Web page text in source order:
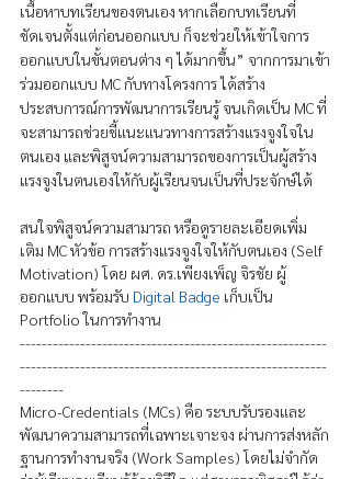
เนื้อหาบทเรียนของตนเอง หากเลือกบทเรียนที่
ชัดเจนตั้งแต่ก่อนออกแบบ ก็จะช่วยให้เข้าใจการ
ออกแบบในขั้นตอนต่าง ๆ ได้มากขึ้น” จากการมาเข้า
ร่วมออกแบบ MC กับทางโครงการ ได้สร้าง
ประสบการณ์การพัฒนาการเรียนรู้ จนเกิดเป็น MC ที่
จะสามารถช่วยชี้แนะแนวทางการสร้างแรงจูงใจใน
ตนเอง และพิสูจน์ความสามารถของการเป็นผู้สร้าง
แรงจูงในตนเองให้กับผู้เรียนจนเป็นที่ประจักษ์ได้
สนใจพิสูจน์ความสามารถ หรือดูรายละเอียดเพิ่ม
เติม MC หัวข้อ การสร้างแรงจูงใจให้กับตนเอง (Self
Motivation) โดย ผศ. ดร.เพียงเพ็ญ จิรชัย ผู้
ออกแบบ พร้อมรับ Digital Badge เก็บเป็น
Portfolio ในการทำงาน
--------------------------------------------------------
--------------------------------------------------------
--------
Micro-Credentials (MCs) คือ ระบบรับรองและ
พัฒนาความสามารถที่เฉพาะเจาะจง ผ่านการส่งหลัก
ฐานการทำงานจริง (Work Samples) โดยไม่จำกัด